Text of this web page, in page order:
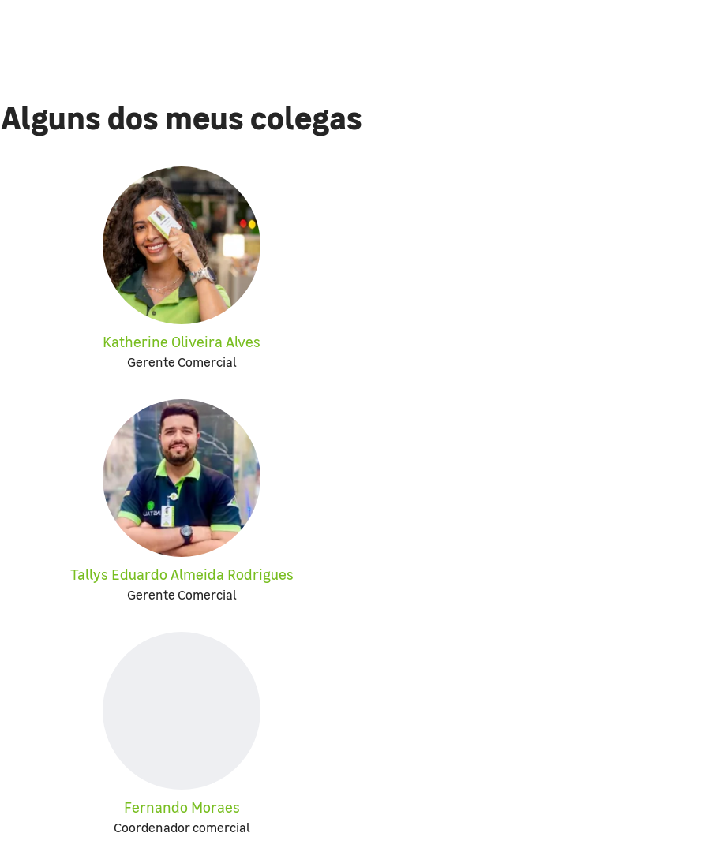
Alguns dos meus colegas
Katherine Oliveira Alves
Gerente Comercial
Tallys Eduardo Almeida Rodrigues
Gerente Comercial
Fernando Moraes
Coordenador comercial